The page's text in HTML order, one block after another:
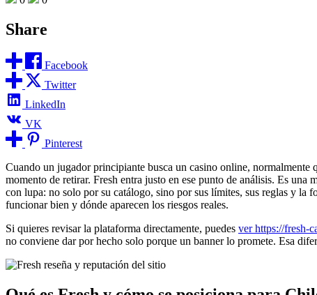
Share
Facebook
Twitter
LinkedIn
VK
Pinterest
Cuando un jugador principiante busca un casino online, normalmente
momento de retirar. Fresh entra justo en ese punto de análisis. Es
con lupa: no solo por su catálogo, sino por sus límites, sus reglas y la
funcionar bien y dónde aparecen los riesgos reales.
Si quieres revisar la plataforma directamente, puedes ver https://fresh-
no conviene dar por hecho solo porque un banner lo promete. Esa